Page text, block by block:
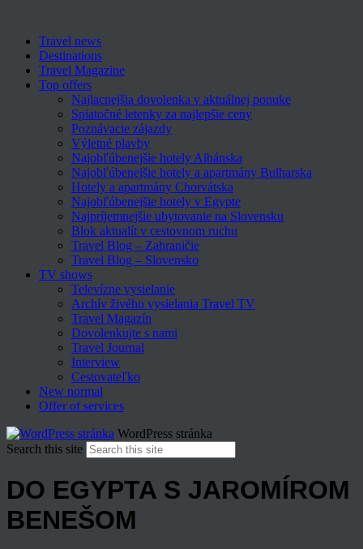
Travel news
Destinations
Travel Magazine
Top offers
Najlacnejšia dovolenka v aktuálnej ponuke
Spiatočné letenky za najlepšie ceny
Poznávacie zájazdy
Výletné plavby
Najobľúbenejšie hotely Albánska
Najobľúbenejšie hotely a apartmány Bulharska
Hotely a apartmány Chorvátska
Najobľúbenejšie hotely v Egypte
Najpríjemnejšie ubytovanie na Slovensku
Blok aktualít v cestovnom ruchu
Travel Blog – Zahraničie
Travel Blog – Slovensko
TV shows
Televízne vysielanie
Archív živého vysielania Travel TV
Travel Magazín
Dovolenkujte s nami
Travel Journal
Interview
Cestovateľko
New normal
Offer of services
WordPress stránka
Search this site
DO EGYPTA S JAROMÍROM
BENEŠOM